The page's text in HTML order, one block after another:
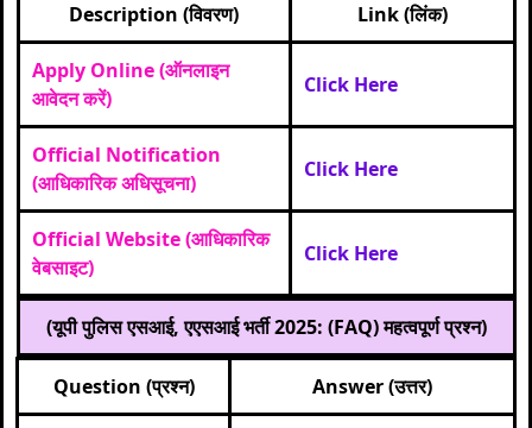
Description (विवरण) Link (लिंक)
Apply Online (ऑनलाइन
आवेदन करें)
Click Here
Official Notification
(आधिकारिक अधिसूचना)
Click Here
Official Website (आधिकारिक
वेबसाइट)
Click Here
(यूपी पुलिस एसआई, एएसआई भर्ती 2025: (FAQ) महत्वपूर्ण प्रश्न)
Question (प्रश्न) Answer (उत्तर)